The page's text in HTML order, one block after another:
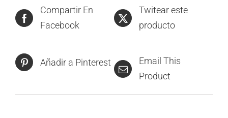
Compartir En
Facebook
Twitear este
producto
Añadir a Pinterest
Email This
Product